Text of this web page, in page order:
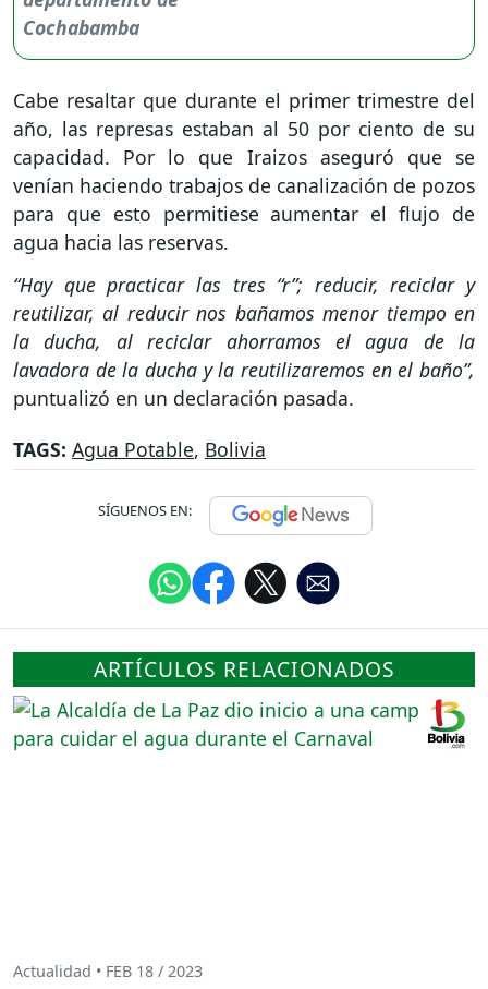
Cabe resaltar que durante el primer trimestre del
año, las represas estaban al 50 por ciento de su
capacidad. Por lo que Iraizos aseguró que se
venían haciendo trabajos de canalización de pozos
para que esto permitiese aumentar el flujo de
agua hacia las reservas.
“Hay que practicar las tres “r”; reducir, reciclar y
reutilizar, al reducir nos bañamos menor tiempo en
la ducha, al reciclar ahorramos el agua de la
lavadora de la ducha y la reutilizaremos en el baño”,
puntualizó en un declaración pasada.
TAGS: Agua Potable, Bolivia
SÍGUENOS EN:
ARTÍCULOS RELACIONADOS
Actualidad • FEB 18 / 2023